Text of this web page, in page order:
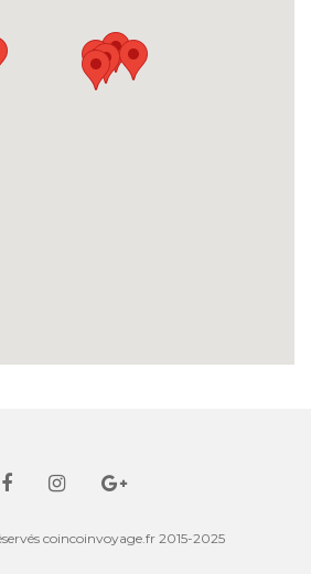
coincoinvoyage.fr 2015-2025